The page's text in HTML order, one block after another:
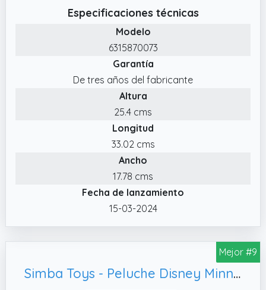
cm y los niños pueden llevárselo a cualquier
parte; adecuado para niños desde los
primeros meses de vida
✔️ 30 años El Rey León Con motivo del 30
aniversario del clásico de Disney "El Rey
León", llega el poderoso Mufasa en peluche
blandito y achuchable
Especificaciones técnicas
Modelo
6315870073
Garantía
De tres años del fabricante
Altura
25.4 cms
Longitud
33.02 cms
Ancho
17.78 cms
Fecha de lanzamiento
15-03-2024
Mejor #9
Simba Toys - Peluche Disney Minnie Mouse, Apto para Niños y Niñas de Todas Las Edades - 25 cm (6315870227)